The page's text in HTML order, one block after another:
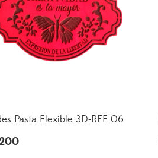
Pasta Flexible 3D-REF 06